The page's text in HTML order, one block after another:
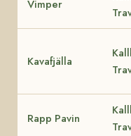
Vimper
Kavafjälla
Rapp Pavin